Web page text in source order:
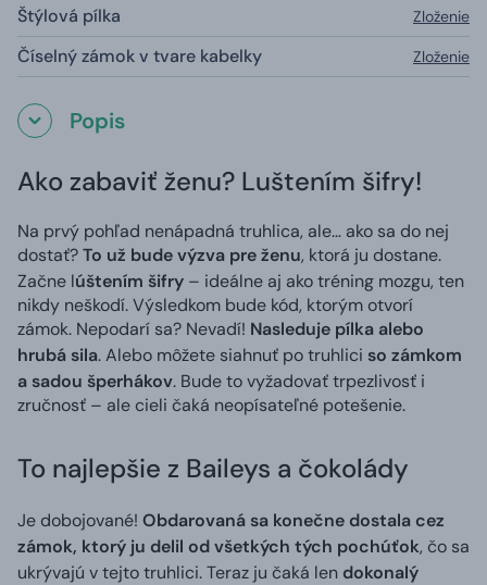
Štýlová pílka Zloženie
Číselný zámok v tvare kabelky Zloženie
Popis
Ako zabaviť ženu? Luštením šifry!
Na prvý pohľad nenápadná truhlica, ale… ako sa do nej
dostať?To už bude výzva pre ženu, ktorá ju dostane.
Začne lúštením šifry – ideálne aj ako tréning mozgu, ten
nikdy neškodí. Výsledkom bude kód, ktorým otvorí
zámok. Nepodarí sa? Nevadí! Nasleduje pílka alebo
hrubá sila. Alebo môžete siahnuť po truhlici so zámkom
a sadou šperhákov. Bude to vyžadovať trpezlivosť i
zručnosť – ale cieli čaká neopísateľné potešenie.
To najlepšie z Baileys a čokolády
Je dobojované! Obdarovaná sa konečne dostala cez
zámok, ktorý ju delil od všetkých tých pochúťok, čo sa
ukrývajú v tejto truhlici. Teraz ju čaká len dokonalý